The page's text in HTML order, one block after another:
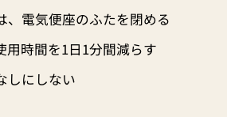
電気便座のふたを閉める
時間を1日1分間減らす
しにしない